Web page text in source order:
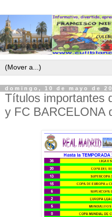
domingo, 10 de mayo de
Títulos importantes
y FC BARCELONA